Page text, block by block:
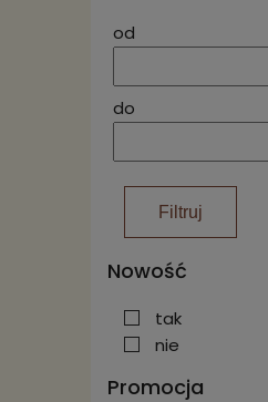
od
do
Filtruj
Nowość
tak
nie
Promocja